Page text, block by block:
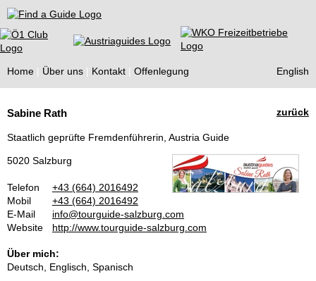
Find a Guide
Home Über uns Kontakt Offenlegung English
Guides
zurück
Sabine Rath
Staatlich geprüfte Fremdenführerin, Austria Guide
5020 Salzburg
Telefon
+43 (664) 2016492
Mobil
+43 (664) 2016492
E-Mail
info@tourguide-salzburg.com
Website
http://www.tourguide-salzburg.com
Über mich:
Deutsch, Englisch, Spanisch